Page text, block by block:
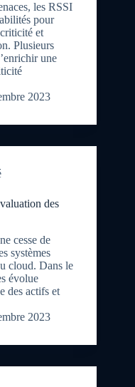
les RSSI
pour
et
Plusieurs
une
2023
des
cesse de
systèmes
cloud. Dans le
évolue
des actifs et
2023